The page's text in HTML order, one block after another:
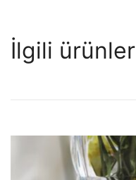
İlgili ürünler